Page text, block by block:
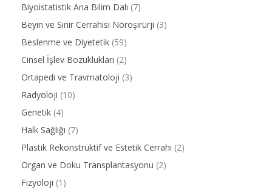
Biyoistatistik Ana Bilim Dalı (7)
Beyin ve Sinir Cerrahisi Nöroşirürji (3)
Beslenme ve Diyetetik (59)
Cinsel İşlev Bozuklukları (2)
Ortapedi ve Travmatoloji (3)
Radyoloji (10)
Genetik (4)
Halk Sağlığı (7)
Plastik Rekonstrüktif ve Estetik Cerrahi (2)
Organ ve Doku Transplantasyonu (2)
Fizyoloji (1)